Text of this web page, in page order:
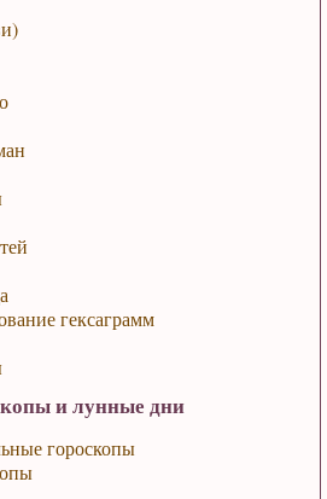
гексаграмм
и лунные дни
гороскопы